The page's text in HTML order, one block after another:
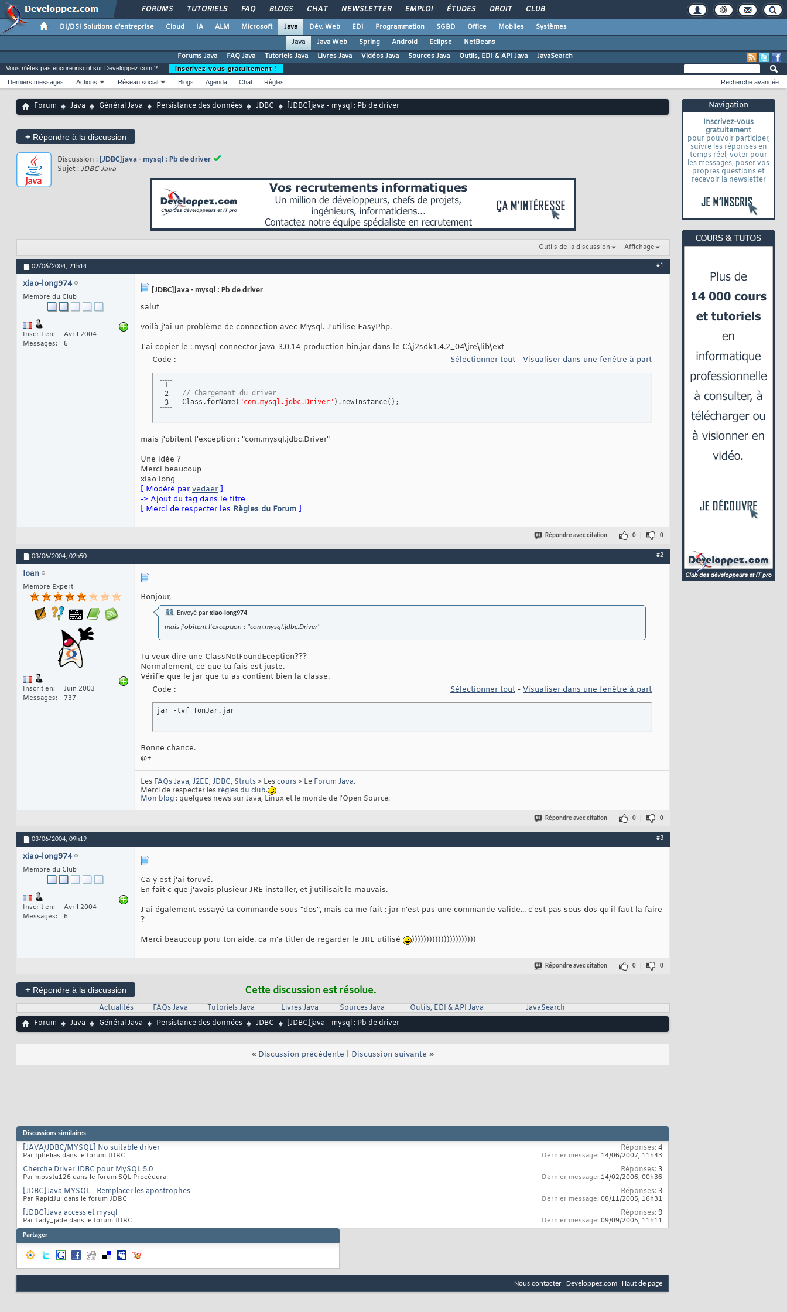
FORUMS TUTORIELS FAQ BLOGS CHAT NEWSLETTER EMPLOI ÉTUDES DROIT CLUB
DI/DSI Solutions d'entreprise Cloud IA ALM Microsoft Java Dév. Web EDI Programmation SGBD Office Mobiles
Systèmes
Java
Java Web Spring Android Eclipse
NetBeans
Forums Java
FAQ Java Tutoriels Java Livres Java Vidéos Java Sources Java Outils, EDI & API Java JavaSearch
Navigation
Inscrivez-vous
gratuitement
pour pouvoir participer,
suivre les réponses en
temps réel, voter pour
les messages, poser vos
propres questions et
recevoir la newsletter
Vous n'êtes pas encore inscrit sur Developpez.com ?
Inscrivez-vous gratuitement !
Derniers messages
Actions Réseau social Blogs Agenda Chat Règles Recherche avancée
Forum Java Général Java Persistance des données JDBC [JDBC]java - mysql : Pb de driver
+ Répondre à la discussion
Discussion : [JDBC]java - mysql : Pb de driver
Sujet :JDBC Java
Outils de la discussion Affichage
02/06/2004, 21h14 #1
xiao-long974
Membre du Club
Inscrit en
Avril 2004
Messages
6
[JDBC]java - mysql : Pb de driver
salut
voilà j'ai un problème de connection avec Mysql. J'utilise EasyPhp.
J'ai copier le : mysql-connector-java-3.0.14-production-bin.jar dans le C:\j2sdk1.4.2_04\jre\lib\ext
Code :
Sélectionner tout - Visualiser dans une fenêtre à part
1
2
3
// Chargement du driver
Class.forName( "com.mysql.jdbc.Driver" ) .newInstance( ) ;
mais j'obitent l'exception : "com.mysql.jdbc.Driver"
Une idée ?
Merci beaucoup
xiao long
[ Modéré par vedaer ]
-> Ajout du tag dans le titre
[ Merci de respecter les Règles du Forum ]
Répondre avec citation 0 0
03/06/2004, 02h50 #2
Ioan
Membre Expert
Inscrit en
Juin 2003
Messages
737
Bonjour,
Envoyé par xiao-long974
mais j'obitent l'exception : "com.mysql.jdbc.Driver"
Tu veux dire une ClassNotFoundEception???
Normalement, ce que tu fais est juste.
Vérifie que le jar que tu as contient bien la classe.
Code :
Sélectionner tout - Visualiser dans une fenêtre à part
jar -tvf TonJar.jar
Bonne chance.
@+
Les FAQs Java, J2EE, JDBC, Struts> Lescours> Le Forum Java.
Merci de respecter les règles du club.
Mon blog : quelques news sur Java, Linux et le monde de l'Open Source.
Répondre avec citation 0 0
03/06/2004, 09h19 #3
xiao-long974
Membre du Club
Inscrit en
Avril 2004
Messages
6
Ca y est j'ai toruvé.
En fait c que j'avais plusieur JRE installer, et j'utilisait le mauvais.
J'ai également essayé ta commande sous "dos", mais ca me fait : jar n'est pas une commande valide... c'est pas sous dos qu'il faut la faire
?
Merci beaucoup poru ton aide. ca m'a titler de regarder le JRE utilisé
))))))))))))))))))))))
Répondre avec citation 0 0
+ Répondre à la discussion Cette discussion est résolue.
Actualités FAQs Java Tutoriels Java Livres Java Sources Java Outils, EDI & API Java
JavaSearch
Forum
Java Général Java Persistance des données JDBC [JDBC]java - mysql : Pb de driver
« Discussion précédente Discussion suivante »
Discussions similaires
[JAVA/JDBC/MYSQL] No suitable driver
Par Iphelias dans le forum JDBC
Réponses:4
Dernier message: 14/06/2007, 11h43
Cherche Driver JDBC pour MySQL 5.0
Par mosstu126 dans le forum SQL Procédural
Réponses: 3
Dernier message: 14/02/2006, 00h36
[JDBC]Java MYSQL - Remplacer les apostrophes
Par RapidJul dans le forum JDBC
Réponses: 3
Dernier message: 08/11/2005, 16h31
[JDBC]Java access et mysql
Par Lady_jade dans le forum JDBC
Réponses:9
Dernier message: 09/09/2005, 11h11
Partager
Nous contacter Developpez.com Haut de page